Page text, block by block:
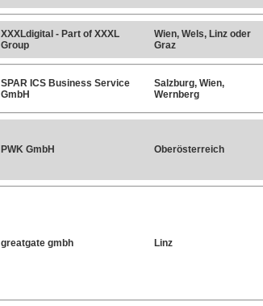
XXXLdigital - Part of XXXL
Group
Wien, Wels, Linz oder
Graz
SPAR ICS Business Service
GmbH
Salzburg, Wien,
Wernberg
PWK GmbH Oberösterreich
greatgate gmbh Linz